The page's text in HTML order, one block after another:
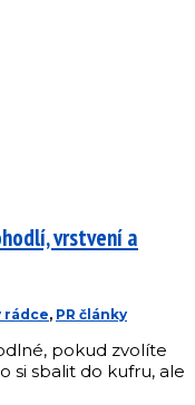
vrstvení a
rádce, PR články
pokud zvolíte
si sbalit do kufru, ale